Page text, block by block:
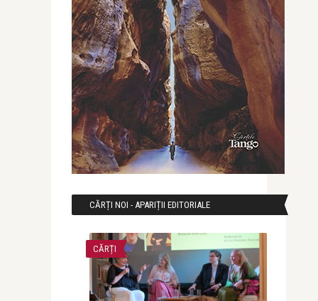
CĂRȚI NOI - APARIȚII EDITORIALE
CĂRȚI